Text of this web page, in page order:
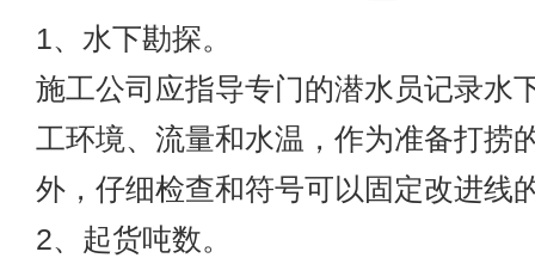
1、水下勘探。
施工公司应指导专门的潜水员记录水
工环境、流量和水温，作为准备打捞
外，仔细检查和符号可以固定改进线
2、起货吨数。